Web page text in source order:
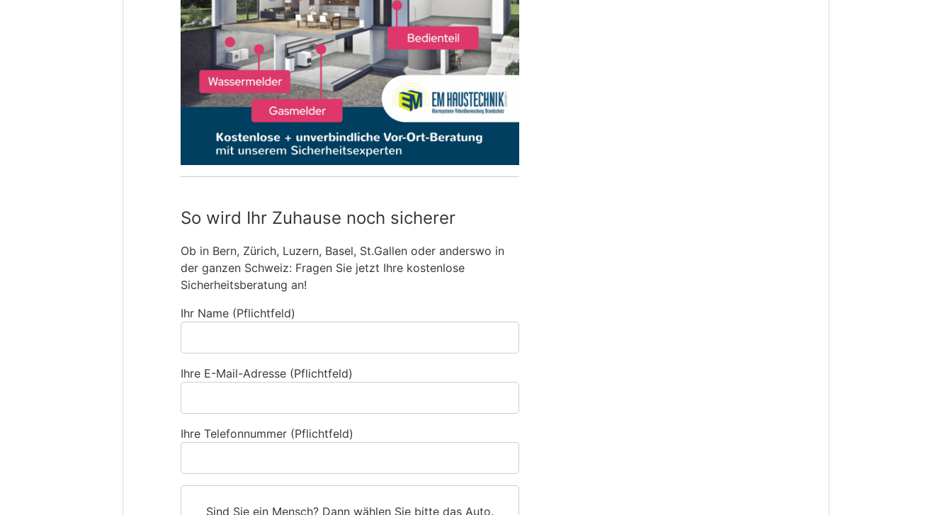
So wird Ihr Zuhause noch sicherer
Ob in Bern, Zürich, Luzern, Basel, St.Gallen oder anderswo in
der ganzen Schweiz: Fragen Sie jetzt Ihre kostenlose
Sicherheitsberatung an!
Ihr Name (Pflichtfeld)
Ihre E-Mail-Adresse (Pflichtfeld)
Ihre Telefonnummer (Pflichtfeld)
Sind Sie ein Mensch? Dann wählen Sie bitte das Auto.